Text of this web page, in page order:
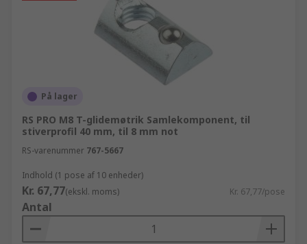
På lager
RS PRO M8 T-glidemøtrik Samlekomponent, til
stiverprofil 40 mm, til 8 mm not
RS-varenummer 767-5667
Indhold (1 pose af 10 enheder)
Kr. 67,77(ekskl. moms) Kr. 67,77/pose
Antal